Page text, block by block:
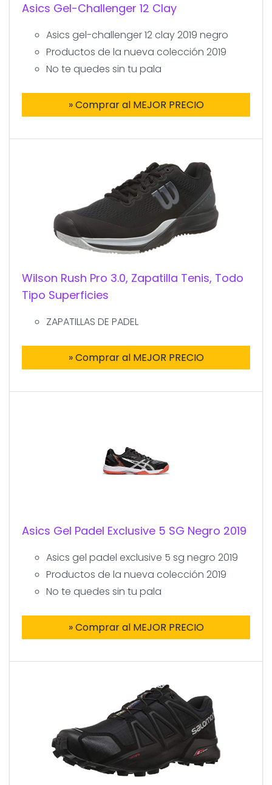
Asics Gel-Challenger 12 Clay
Asics gel-challenger 12 clay 2019 negro
Productos de la nueva colección 2019
No te quedes sin tu pala
» Comprar al MEJOR PRECIO
Wilson Rush Pro 3.0, Zapatilla Tenis, Todo
Tipo Superficies
ZAPATILLAS DE PADEL
» Comprar al MEJOR PRECIO
Asics Gel Padel Exclusive 5 SG Negro 2019
Asics gel padel exclusive 5 sg negro 2019
Productos de la nueva colección 2019
No te quedes sin tu pala
» Comprar al MEJOR PRECIO